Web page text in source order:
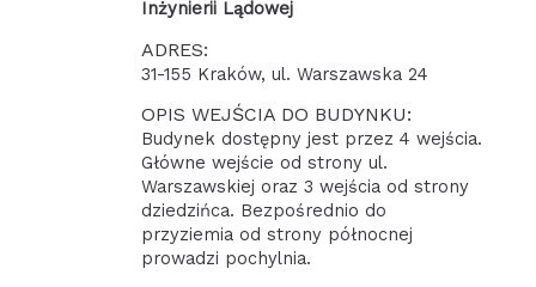
Inżynierii Lądowej
ADRES:
31-155 Kraków, ul. Warszawska 24
OPIS WEJŚCIA DO BUDYNKU:
Budynek dostępny jest przez 4 wejścia.
Główne wejście od strony ul.
Warszawskiej oraz 3 wejścia od strony
dziedzińca. Bezpośrednio do
przyziemia od strony północnej
prowadzi pochylnia.